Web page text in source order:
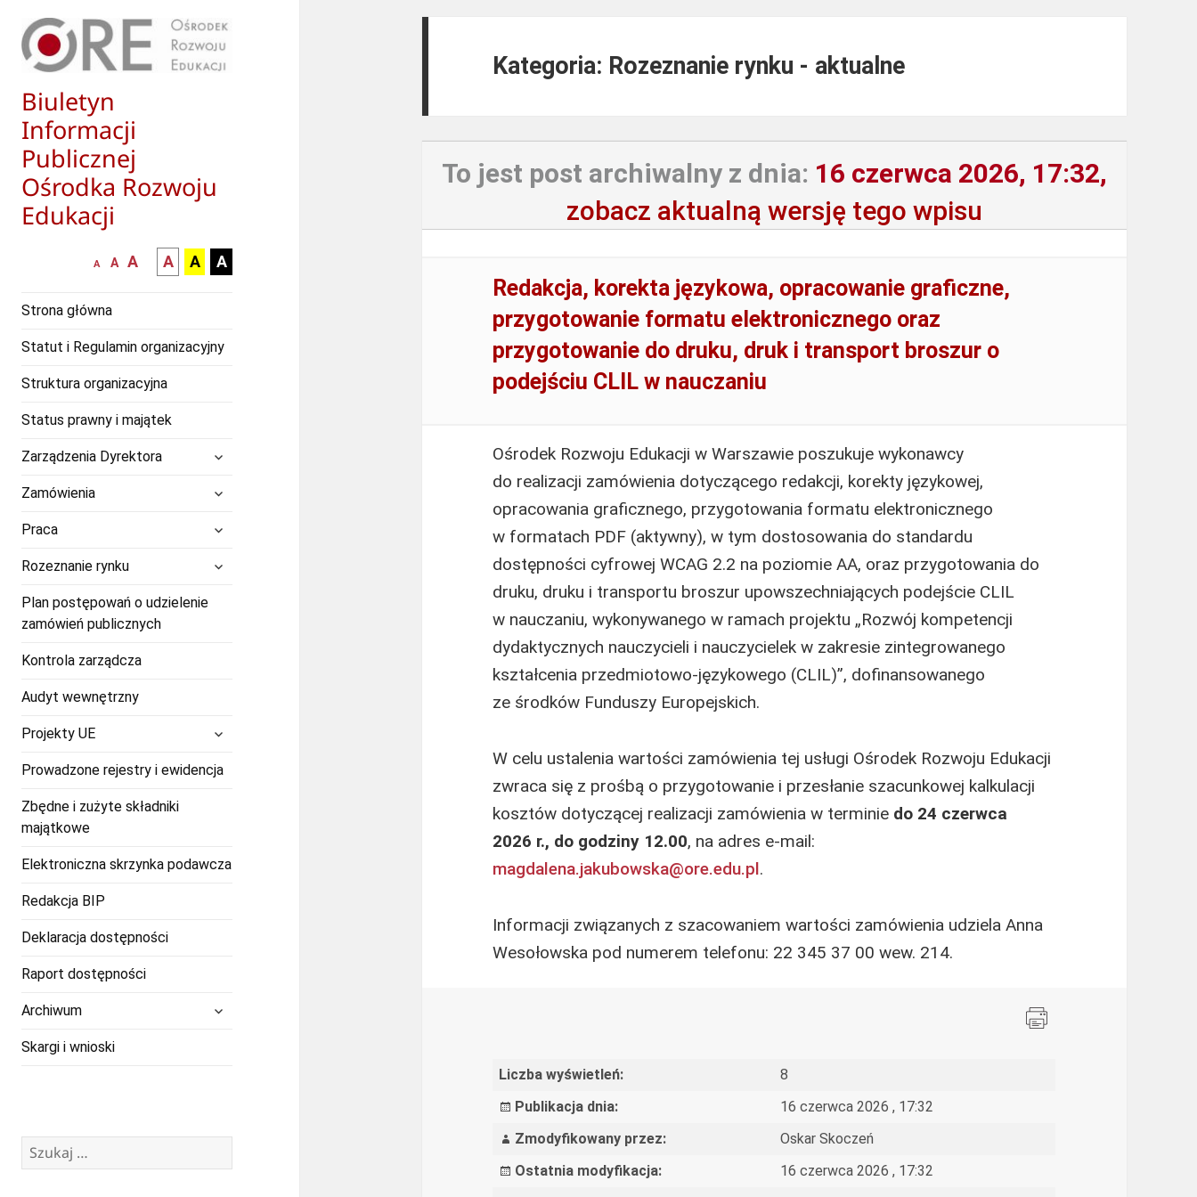
Biuletyn
Informacji
Publicznej
Ośrodka Rozwoju
Edukacji
mniejsza
A
normalna
A
większa-
czcionka
A
kontrast
czarny
białym
A
kontrast
czarny
zółtym
A
kontrast
żółty
A
Strona główna
Statut i Regulamin organizacyjny
Struktura organizacyjna
Status prawny i majątek
Zarządzenia Dyrektora
rozwiń
menu
Zamówienia
Praca
Rozeznanie rynkurozwiń
menu
potomne
Plan postępowań o udzielenie
zamówień publicznych
Kontrola zarządcza
Audyt wewnętrzny
Projekty UE
potomne
Prowadzone rejestry i ewidencja
Zbędne i zużyte składniki
majątkowe
Elektroniczna skrzynka podawcza
Redakcja BIP
Deklaracja dostępności
Raport dostępności
Archiwum
Skargi i wnioski
Szukaj:
Kategoria: Rozeznanie rynku - aktualne
To jest post archiwalny z dnia: 16 czerwca 2026, 17:32,
zobacz aktualną wersję tego wpisu
Redakcja, korekta językowa, opracowanie graficzne,
przygotowanie formatu elektronicznego oraz
przygotowanie do druku, druk i transport broszur o
podejściu CLIL w nauczaniu
Ośrodek Rozwoju Edukacji w Warszawie poszukuje wykonawcy
do realizacji zamówienia dotyczącego redakcji, korekty językowej,
opracowania graficznego, przygotowania formatu elektronicznego
w formatach PDF (aktywny), w tym dostosowania do standardu
dostępności cyfrowej WCAG 2.2 na poziomie AA, oraz przygotowania do
druku, druku i transportu broszur upowszechniających podejście CLIL
w nauczaniu, wykonywanego w ramach projektu „Rozwój kompetencji
dydaktycznych nauczycieli i nauczycielek w zakresie zintegrowanego
kształcenia przedmiotowo-językowego (CLIL)”, dofinansowanego
ze środków Funduszy Europejskich.
W celu ustalenia wartości zamówienia tej usługi Ośrodek Rozwoju Edukacji
zwraca się z prośbą o przygotowanie i przesłanie szacunkowej kalkulacji
kosztów dotyczącej realizacji zamówienia w terminie do 24 czerwca
2026 r., do godziny 12.00, na adres e-mail:
magdalena.jakubowska@ore.edu.pl.
Informacji związanych z szacowaniem wartości zamówienia udziela Anna
Wesołowska pod numerem telefonu: 22 345 37 00 wew. 214.
Liczba wyświetleń:
8
Publikacja dnia:
16 czerwca 2026 , 17:32
Zmodyfikowany przez:
Oskar Skoczeń
Ostatnia modyfikacja:
16 czerwca 2026 , 17:32